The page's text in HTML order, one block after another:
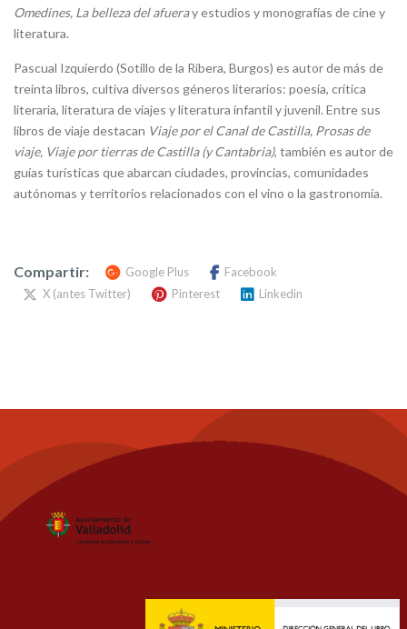
Omedines, La belleza del afueray estudios y monografías de cine y
literatura.
Pascual Izquierdo (Sotillo de la Ribera, Burgos) es autor de más de
treinta libros, cultiva diversos géneros literarios: poesía, crítica
literaria, literatura de viajes y literatura infantil y juvenil. Entre sus
libros de viaje destacan Viaje por el Canal de Castilla, Prosas de
viaje, Viaje por tierras de Castilla (y Cantabria), también es autor de
guías turísticas que abarcan ciudades, provincias, comunidades
autónomas y territorios relacionados con el vino o la gastronomía.
Compartir: Google Plus
Facebook
X (antes Twitter)
Pinterest Linkedin